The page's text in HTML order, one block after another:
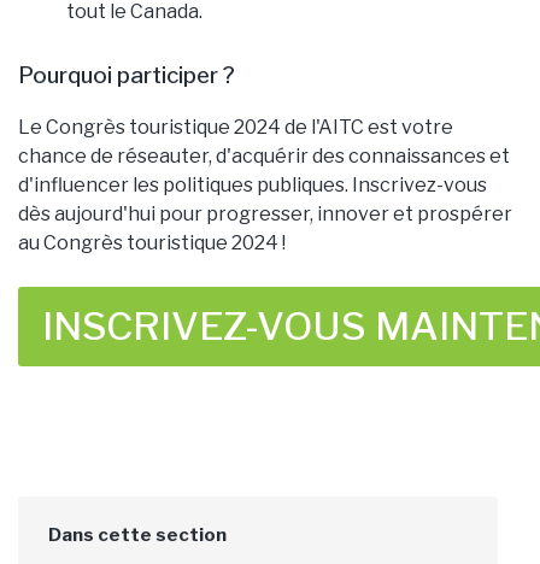
tout le Canada.
Pourquoi participer ?
Le Congrès touristique 2024 de l'AITC est votre
chance de réseauter, d'acquérir des connaissances et
d'influencer les politiques publiques. Inscrivez-vous
dès aujourd'hui pour progresser, innover et prospérer
au Congrès touristique 2024 !
INSCRIVEZ-VOUS